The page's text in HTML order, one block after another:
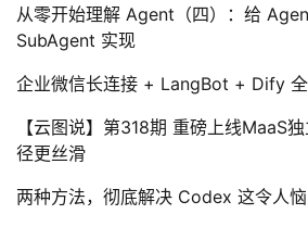
从零开始理解 Agent（四）：给
SubAgent 实现
企业微信长连接 + LangBot + Dify 全
【云图说】第318期 重磅上线MaaS
径更丝滑
两种方法，彻底解决 Codex 这令人